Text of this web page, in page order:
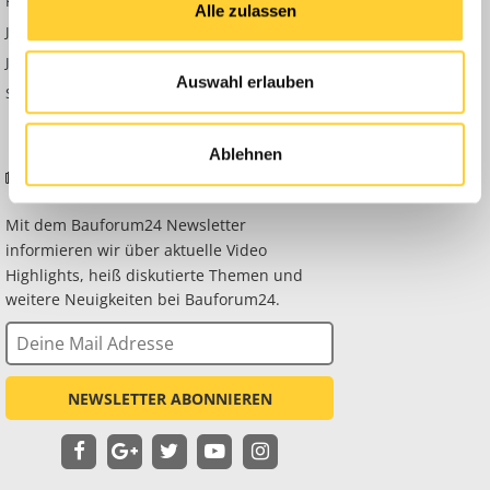
Alle zulassen
Auswahl erlauben
Ablehnen
Jobbörse
Jobreports
Straßenbau
BAUFORUM24 NEWSLETTER
Mit dem Bauforum24 Newsletter
informieren wir über aktuelle Video
Highlights, heiß diskutierte Themen und
weitere Neuigkeiten bei Bauforum24.
NEWSLETTER ABONNIEREN